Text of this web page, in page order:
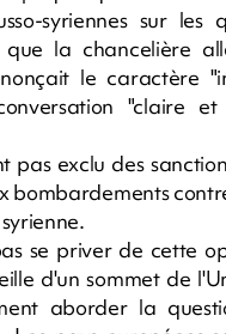
syriennes sur les
que la chancelière
le caractère
"claire
pas exclu des
bombardements
se priver de cette
d'un sommet de
aborder la